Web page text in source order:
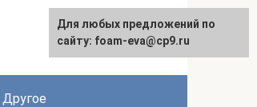
Другое
Для любых предложений по
сайту: foam-eva@cp9.ru